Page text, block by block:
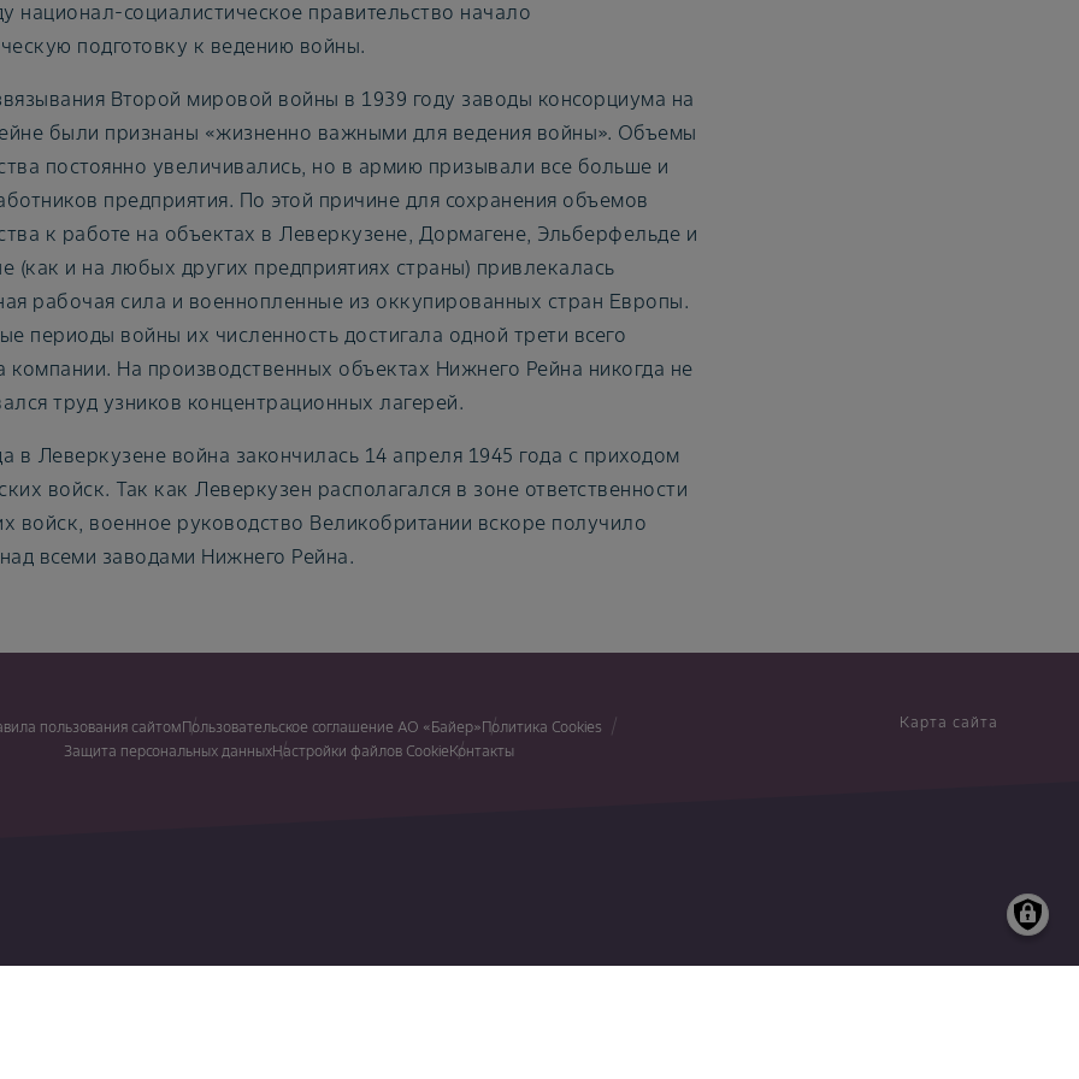
национал-социалистическое правительство начало
подготовку к ведению войны.
Второй мировой войны в 1939 году заводы консорциума на
были признаны «жизненно важными для ведения войны». Объемы
постоянно увеличивались, но в армию призывали все больше и
предприятия. По этой причине для сохранения объемов
к работе на объектах в Леверкузене, Дормагене, Эльберфельде и
(как и на любых других предприятиях страны) привлекалась
рабочая сила и военнопленные из оккупированных стран Европы.
периоды войны их численность достигала одной трети всего
компании. На производственных объектах Нижнего Рейна никогда не
труд узников концентрационных лагерей.
в Леверкузене война закончилась 14 апреля 1945 года с приходом
войск. Так как Леверкузен располагался в зоне ответственности
войск, военное руководство Великобритании вскоре получило
всеми заводами Нижнего Рейна.
пользования сайтомПользовательское соглашение АО «Байер»Политика Cookies
Защита персональных данныхНастройки файлов CookieКонтакты
Карта сайта